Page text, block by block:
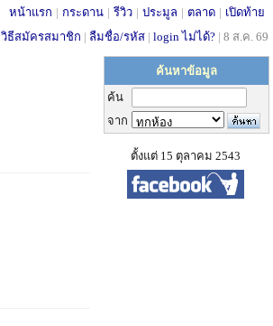
หน้าแรก | กระดาน | รีวิว | ประมูล | ตลาด | เปิดท้าย
วิธีสมัครสมาชิก | ลืมชื่อ/รหัส | login ไม่ได้? | 8 ส.ค. 69
ค้นหาข้อมูล
ค้น
จาก
ตั้งแต่ 15 ตุลาคม 2543